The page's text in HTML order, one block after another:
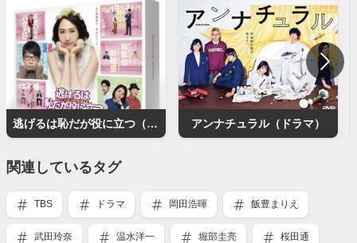
逃げるは恥だが役に立つ（ドラマ） アンナチュラル（ドラマ）
関連しているタグ
TBS ドラマ 岡田浩暉 飯豊まりえ
武田玲奈 温水洋一 堀部圭亮 桜田通